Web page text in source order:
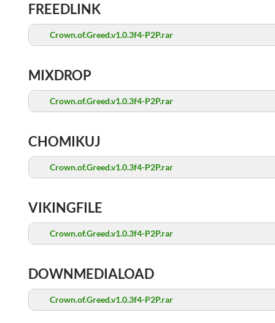
FREEDLINK
Crown.of.Greed.v1.0.3f4-P2P.rar
MIXDROP
Crown.of.Greed.v1.0.3f4-P2P.rar
CHOMIKUJ
Crown.of.Greed.v1.0.3f4-P2P.rar
VIKINGFILE
Crown.of.Greed.v1.0.3f4-P2P.rar
DOWNMEDIALOAD
Crown.of.Greed.v1.0.3f4-P2P.rar